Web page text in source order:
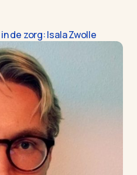
de zorg: Isala Zwolle